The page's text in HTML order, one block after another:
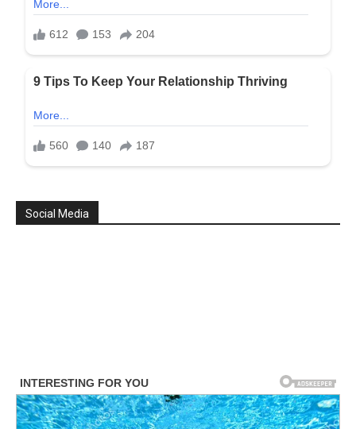
Social Media